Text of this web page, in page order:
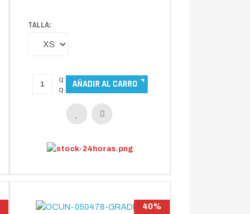
TALLA:
40%